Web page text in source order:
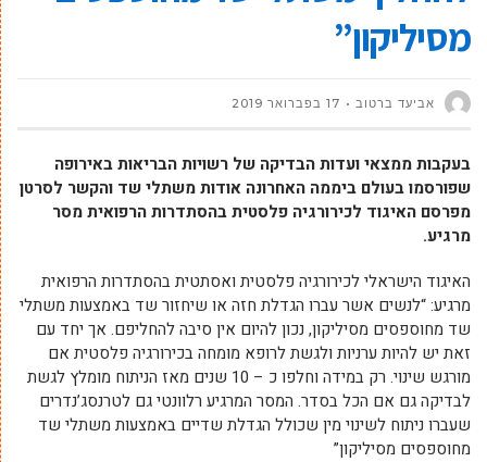
מסיליקון”
אביעד ברטוב 17 בפברואר 2019
בעקבות ממצאי ועדות הבדיקה של רשויות הבריאות באירופה
שפורסמו בעולם ביממה האחרונה אודות משתלי שד והקשר לסרטן
מפרסם האיגוד לכירורגיה פלסטית בהסתדרות הרפואית מסר
מרגיע.
האיגוד הישראלי לכירורגיה פלסטית ואסתטית בהסתדרות הרפואית
מרגיע: “לנשים אשר עברו הגדלת חזה או שיחזור שד באמצעות משתלי
שד מחוספסים מסיליקון, נכון להיום אין סיבה להחליפם. אך יחד עם
זאת יש להיות ערניות ולגשת לרופא מומחה בכירורגיה פלסטית אם
מורגש שינוי. רק במידה וחלפו כ – 10 שנים מאז הניתוח מומלץ לגשת
לבדיקה גם אם הכל בסדר. המסר המרגיע רלוונטי גם לטרנסג’נדרים
שעברו ניתוח לשינוי מין שכולל הגדלת שדיים באמצעות משתלי שד
מחוספסים מסיליקון”